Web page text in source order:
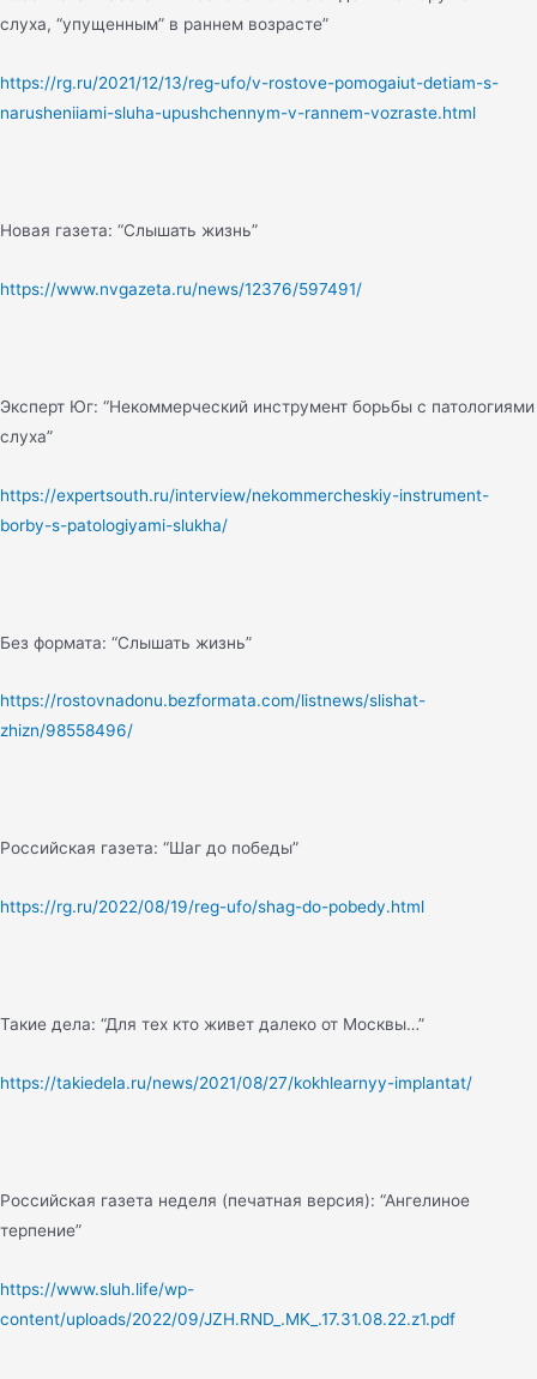
слуха, “упущенным” в раннем возрасте”
https://rg.ru/2021/12/13/reg-ufo/v-rostove-pomogaiut-detiam-s-
narusheniiami-sluha-upushchennym-v-rannem-vozraste.html
Новая газета: “Слышать жизнь”
https://www.nvgazeta.ru/news/12376/597491/
Эксперт Юг: “Некоммерческий инструмент борьбы с патологиями
слуха”
https://expertsouth.ru/interview/nekommercheskiy-instrument-
borby-s-patologiyami-slukha/
Без формата: “Слышать жизнь”
https://rostovnadonu.bezformata.com/listnews/slishat-
zhizn/98558496/
Российская газета: “Шаг до победы”
https://rg.ru/2022/08/19/reg-ufo/shag-do-pobedy.html
Такие дела: “Для тех кто живет далеко от Москвы…”
https://takiedela.ru/news/2021/08/27/kokhlearnyy-implantat/
Российская газета неделя (печатная версия): “Ангелиное
терпение”
https://www.sluh.life/wp-
content/uploads/2022/09/JZH.RND_.MK_.17.31.08.22.z1.pdf